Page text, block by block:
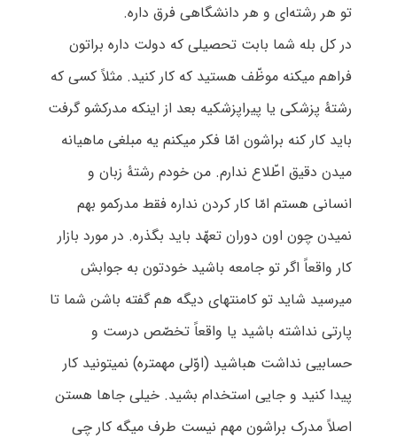
تو هر رشته‌ای و هر دانشگاهی فرق داره.
در کل بله شما بابت تحصیلی که دولت داره براتون
فراهم میکنه موظّف هستید که کار کنید. مثلاً کسی که
رشتۀ پزشکی یا پیراپزشکیه بعد از اینکه مدرکشو گرفت
باید کار کنه براشون امّا فکر میکنم یه مبلغی ماهیانه
میدن دقیق اطّلاع ندارم. من خودم رشتۀ زبان و
انسانی هستم امّا کار کردن نداره فقط مدرکمو بهم
نمیدن چون اون دوران تعهّد باید بگذره. در مورد بازار
کار واقعاً اگر تو جامعه باشید خودتون به جوابش
میرسید شاید تو کامنتهای دیگه هم گفته باشن شما تا
پارتی نداشته باشید یا واقعاً تخصّص درست و
حسابیی نداشت هباشید (اوّلی مهمتره) نمیتونید کار
پیدا کنید و جایی استخدام بشید. خیلی جاها هستن
اصلاً مدرک براشون مهم نیست طرف میگه کار چی